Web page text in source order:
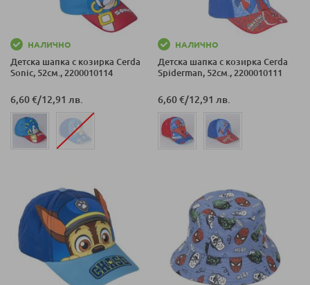
НАЛИЧНО
Детска шапка с козирка Cerda
Sonic, 52см., 2200010114
6,60 €/12,91 лв.
НАЛИЧНО
Детска шапка с козирка Cerda
Spiderman, 52см., 2200010111
6,60 €/12,91 лв.